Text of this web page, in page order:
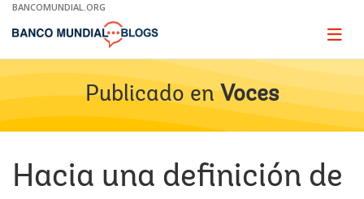
Skip
Main
BANCOMUNDIAL.ORG
Page
Publicado en Voces
Hacia una definición de